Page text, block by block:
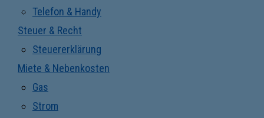
Telefon & Handy
Steuer & Recht
Steuererklärung
Miete & Nebenkosten
Gas
Strom